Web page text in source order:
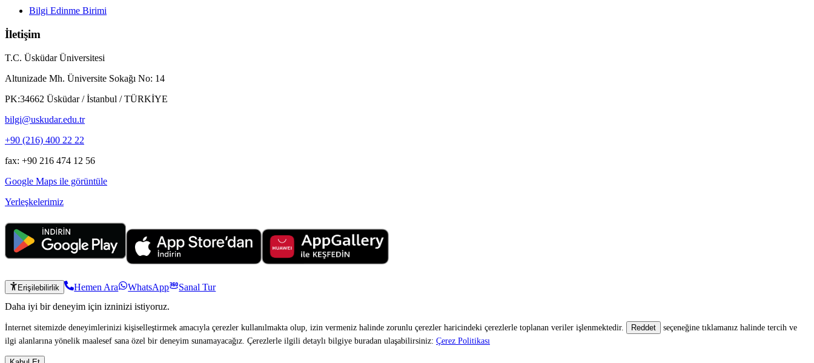
Bilgi Edinme Birimi
İletişim
T.C. Üsküdar Üniversitesi
Altunizade Mh. Üniversite Sokağı No: 14
PK:34662 Üsküdar / İstanbul / TÜRKİYE
bilgi@uskudar.edu.tr
+90 (216) 400 22 22
fax: +90 216 474 12 56
Google Maps ile görüntüle
Yerleşkelerimiz
Erişilebilirlik Hemen Ara WhatsApp
Sanal Tur
Daha iyi bir deneyim için izninizi istiyoruz.
İnternet sitemizde deneyimlerinizi kişiselleştirmek amacıyla çerezler kullanılmakta olup, izin vermeniz halinde zorunlu çerezler haricindeki çerezlerle toplanan veriler işlenmektedir. Reddet
seçeneğine tıklamanız halinde tercih ve
ilgi alanlarına yönelik maalesef sana özel bir deneyim sunamayacağız. Çerezlerle ilgili detaylı bilgiye buradan ulaşabilirsiniz: Çerez Politikası